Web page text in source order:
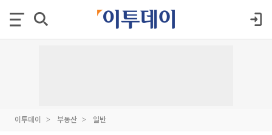
이투데이 부동산 일반